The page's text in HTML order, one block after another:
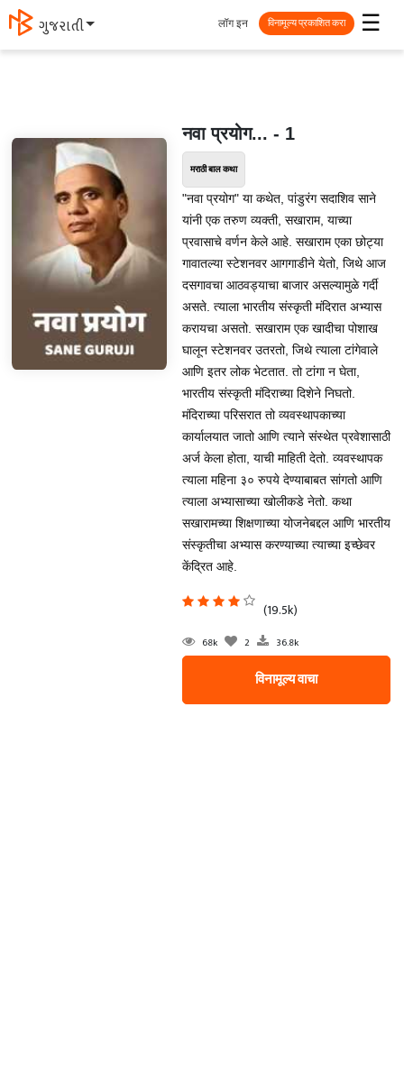
ગુજરાતી ☰
लॉग इन विनामूल्य प्रकाशित करा
नवा प्रयोग... - 1
मराठी बाल कथा
"नवा प्रयोग" या कथेत, पांडुरंग सदाशिव साने
यांनी एक तरुण व्यक्ती, सखाराम, याच्या
प्रवासाचे वर्णन केले आहे. सखाराम एका छोट्या
गावातल्या स्टेशनवर आगगाडीने येतो, जिथे आज
दसगावचा आठवड्याचा बाजार असल्यामुळे गर्दी
असते. त्याला भारतीय संस्कृती मंदिरात अभ्यास
करायचा असतो. सखाराम एक खादीचा पोशाख
घालून स्टेशनवर उतरतो, जिथे त्याला टांगेवाले
आणि इतर लोक भेटतात. तो टांगा न घेता,
भारतीय संस्कृती मंदिराच्या दिशेने निघतो.
मंदिराच्या परिसरात तो व्यवस्थापकाच्या
कार्यालयात जातो आणि त्याने संस्थेत प्रवेशासाठी
अर्ज केला होता, याची माहिती देतो. व्यवस्थापक
त्याला महिना ३० रुपये देण्याबाबत सांगतो आणि
त्याला अभ्यासाच्या खोलीकडे नेतो. कथा
सखारामच्या शिक्षणाच्या योजनेबद्दल आणि भारतीय
संस्कृतीचा अभ्यास करण्याच्या त्याच्या इच्छेवर
केंद्रित आहे.
(19.5k)
68k 2 36.8k
विनामूल्य वाचा